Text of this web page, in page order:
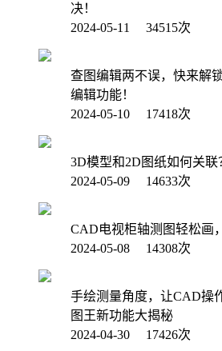
决！
2024-05-11 34515次
查图编辑两不误，快来解
编辑功能！
2024-05-10 17418次
3D模型和2D图纸如何关联
2024-05-09 14633次
CAD电视柜轴测图轻松画
2024-05-08 14308次
手绘测量角度，让CAD操
图王新功能大揭秘
2024-04-30 17426次